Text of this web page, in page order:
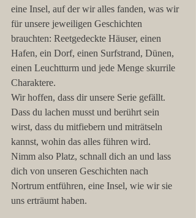
eine Insel, auf der wir alles fanden, was wir
für unsere jeweiligen Geschichten
brauchten: Reetgedeckte Häuser, einen
Hafen, ein Dorf, einen Surfstrand, Dünen,
einen Leuchtturm und jede Menge skurrile
Charaktere.
Wir hoffen, dass dir unsere Serie gefällt.
Dass du lachen musst und berührt sein
wirst, dass du mitfiebern und miträtseln
kannst, wohin das alles führen wird.
Nimm also Platz, schnall dich an und lass
dich von unseren Geschichten nach
Nortrum entführen, eine Insel, wie wir sie
uns erträumt haben.